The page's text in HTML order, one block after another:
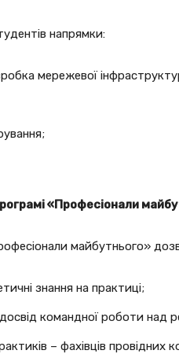
напрямки:
мережевої
«Професіонали
майбутнього»
знання на практиці;
командної роботи над
– фахівців провідних